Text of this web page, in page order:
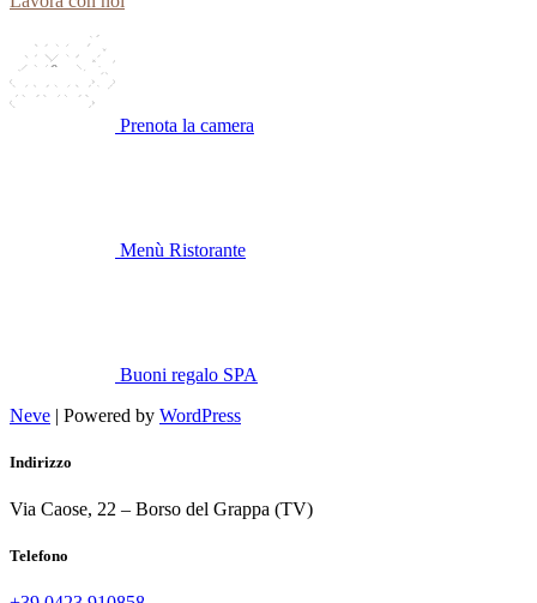
Prenota la camera
Menù Ristorante
Buoni regalo SPA
Neve | Powered by WordPress
Indirizzo
Via Caose, 22 – Borso del Grappa (TV)
Telefono